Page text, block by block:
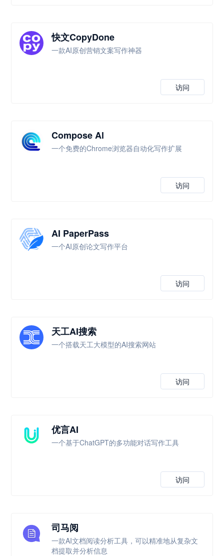
快文CopyDone
一款AI原创营销文案写作神器
访问
Compose Al
一个免费的Chrome浏览器自动化写作扩展
访问
AI PaperPass
一个AI原创论文写作平台
访问
天工AI搜索
一个搭载天工大模型的AI搜索网站
访问
优言AI
一个基于ChatGPT的多功能对话写作工具
访问
司马阅
一款AI文档阅读分析工具，可以精准地从复杂文
档提取并分析信息